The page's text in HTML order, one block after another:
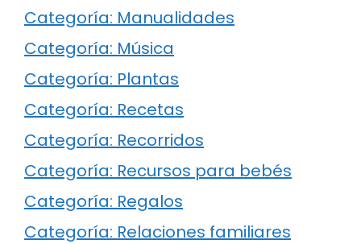
Categoría: Manualidades
Categoría: Música
Categoría: Plantas
Categoría: Recetas
Categoría: Recorridos
Categoría: Recursos para bebés
Categoría: Regalos
Categoría: Relaciones familiares